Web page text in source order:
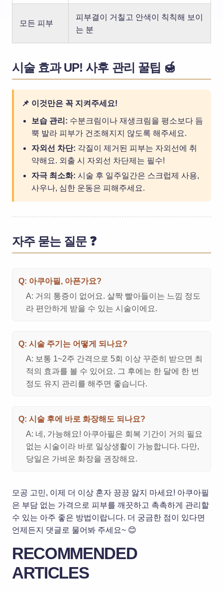
모든 피부
피부결이 거칠고 안색이 칙칙해 보이
는 분
시술 효과 UP! 사후 관리 꿀팁 🍯
📌 이것만은 꼭 지켜주세요!
보습 관리: 수분크림이나 재생크림을 평소보다 듬
뿍 발라 피부가 건조해지지 않도록 해주세요.
자외선 차단: 각질이 제거된 피부는 자외선에 취
약해요. 외출 시 자외선 차단제는 필수!
자극 최소화: 시술 후 일주일간은 스크럽제 사용,
사우나, 심한 운동은 피해주세요.
자주 묻는 질문 ❓
Q: 아쿠아필, 아픈가요?
A: 거의 통증이 없어요. 살짝 빨아들이는 느낌 정도
라 편안하게 받을 수 있는 시술이에요.
Q: 시술 주기는 어떻게 되나요?
A: 보통 1~2주 간격으로 5회 이상 꾸준히 받으면 최
적의 효과를 볼 수 있어요. 그 후에는 한 달에 한 번
정도 유지 관리를 해주면 좋습니다.
Q: 시술 후에 바로 화장해도 되나요?
A: 네, 가능해요! 아쿠아필은 회복 기간이 거의 필요
없는 시술이라 바로 일상생활이 가능합니다. 다만,
당일은 가벼운 화장을 권장해요.
모공 고민, 이제 더 이상 혼자 끙끙 앓지 마세요! 아쿠아필
은 부담 없는 가격으로 피부를 깨끗하고 촉촉하게 관리할
수 있는 아주 좋은 방법이랍니다. 더 궁금한 점이 있다면
언제든지 댓글로 물어봐 주세요~ 😊
RECOMMENDED
ARTICLES